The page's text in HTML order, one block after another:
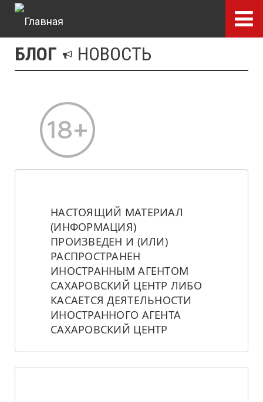
Перейти
основному
содержанию
БЛОГ НОВОСТЬ
НАСТОЯЩИЙ МАТЕРИАЛ
(ИНФОРМАЦИЯ)
ПРОИЗВЕДЕН И (ИЛИ)
РАСПРОСТРАНЕН
ИНОСТРАННЫМ АГЕНТОМ
САХАРОВСКИЙ ЦЕНТР ЛИБО
КАСАЕТСЯ ДЕЯТЕЛЬНОСТИ
ИНОСТРАННОГО АГЕНТА
САХАРОВСКИЙ ЦЕНТР